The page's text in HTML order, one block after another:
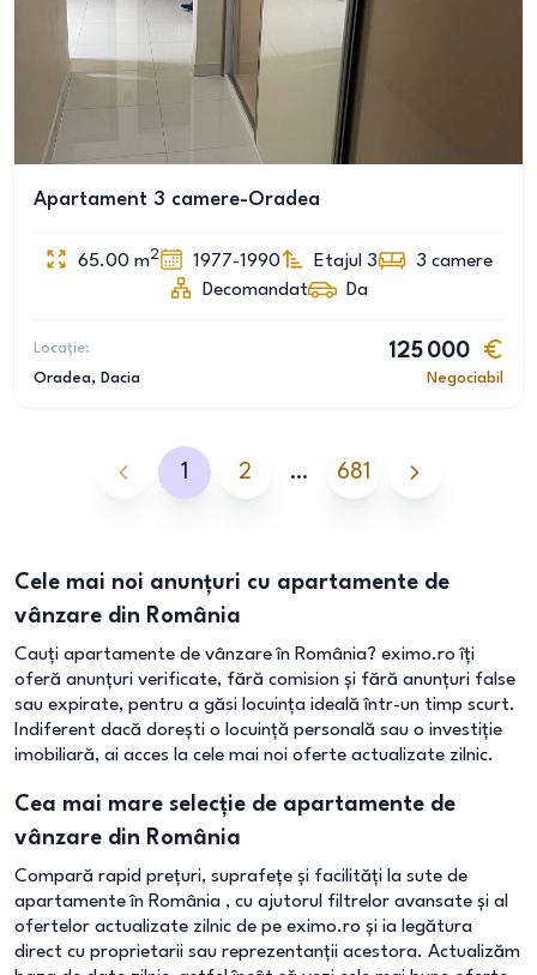
Apartament 3 camere-Oradea
65.00 m2 1977-1990 Etajul 3 3 camere
Decomandat
Da
Locație:
Oradea, Dacia
125 000
Negociabil
1 2 … 681
Cele mai noi anunțuri cu apartamente de
vânzare din România
Cauți apartamente de vânzare în România? eximo.ro îți
oferă anunțuri verificate, fără comision și fără anunțuri false
sau expirate, pentru a găsi locuința ideală într-un timp scurt.
Indiferent dacă dorești o locuință personală sau o investiție
imobiliară, ai acces la cele mai noi oferte actualizate zilnic.
Cea mai mare selecție de apartamente de
vânzare din România
Compară rapid prețuri, suprafețe și facilități la sute de
apartamente în România , cu ajutorul filtrelor avansate și al
ofertelor actualizate zilnic de pe eximo.ro și ia legătura
direct cu proprietarii sau reprezentanții acestora. Actualizăm